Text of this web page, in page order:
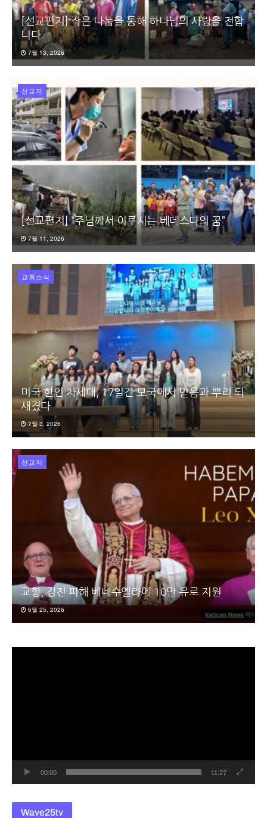
[선교편지] 작은 나눔을 통해 하나님의 사랑을 전합
니다
7월 13, 2026
선교지
[선교편지] “주님께서 이루시는 베데스다의 꿈”
7월 11, 2026
교회소식
미국 한인 차세대, 17일간 모국에서 믿음과 뿌리 되
새겼다
7월 3, 2026
선교지
교황, 강진 피해 베네수엘라에 10만 유로 지원
6월 25, 2026
00:00 11:27
Wave25tv